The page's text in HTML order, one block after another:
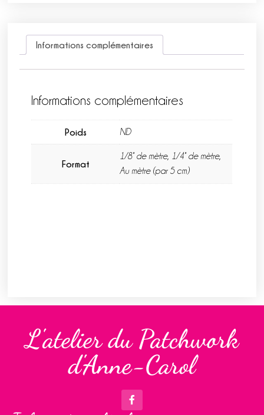
Informations complémentaires
Informations complémentaires
Poids ND
Format
1/8° de mètre, 1/4° de mètre,
Au mètre (par 5 cm)
L'atelier du Patchwork
d'Anne-Carol